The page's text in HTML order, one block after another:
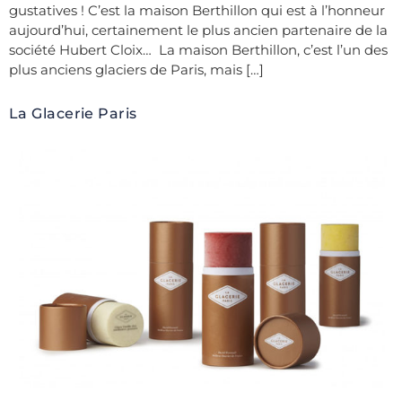
gustatives ! C’est la maison Berthillon qui est à l’honneur
aujourd’hui, certainement le plus ancien partenaire de la
société Hubert Cloix… La maison Berthillon, c’est l’un des
plus anciens glaciers de Paris, mais […]
La Glacerie Paris